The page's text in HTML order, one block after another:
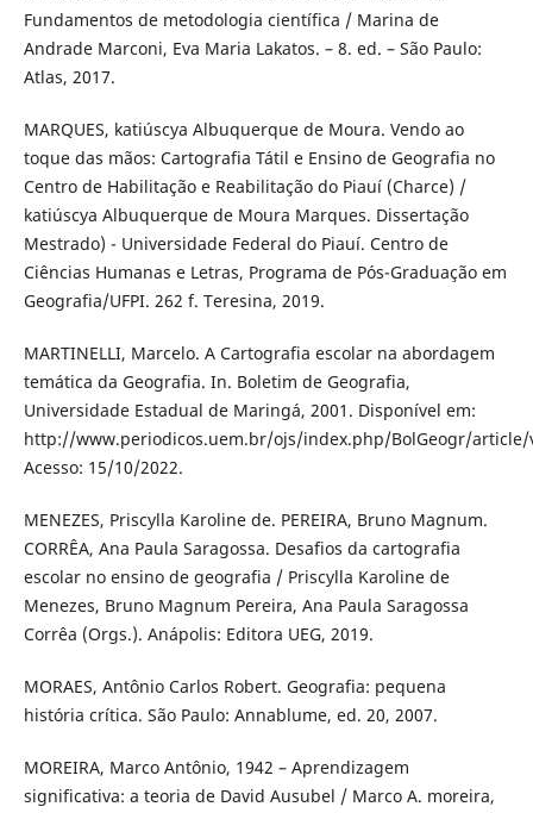
Fundamentos de metodologia científica / Marina de
Andrade Marconi, Eva Maria Lakatos. – 8. ed. – São Paulo:
Atlas, 2017.
MARQUES, katiúscya Albuquerque de Moura. Vendo ao
toque das mãos: Cartografia Tátil e Ensino de Geografia no
Centro de Habilitação e Reabilitação do Piauí (Charce) /
katiúscya Albuquerque de Moura Marques. Dissertação
Mestrado) - Universidade Federal do Piauí. Centro de
Ciências Humanas e Letras, Programa de Pós-Graduação em
Geografia/UFPI. 262 f. Teresina, 2019.
MARTINELLI, Marcelo. A Cartografia escolar na abordagem
temática da Geografia. In. Boletim de Geografia,
Universidade Estadual de Maringá, 2001. Disponível em:
http://www.periodicos.uem.br/ojs/index.php/BolGeogr/article/
Acesso: 15/10/2022.
MENEZES, Priscylla Karoline de. PEREIRA, Bruno Magnum.
CORRÊA, Ana Paula Saragossa. Desafios da cartografia
escolar no ensino de geografia / Priscylla Karoline de
Menezes, Bruno Magnum Pereira, Ana Paula Saragossa
Corrêa (Orgs.). Anápolis: Editora UEG, 2019.
MORAES, Antônio Carlos Robert. Geografia: pequena
história crítica. São Paulo: Annablume, ed. 20, 2007.
MOREIRA, Marco Antônio, 1942 – Aprendizagem
significativa: a teoria de David Ausubel / Marco A. moreira,